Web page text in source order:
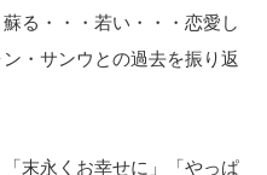
る・・・若い・・・恋愛し
・サンウとの過去を振り返
末永くお幸せに」「やっぱ